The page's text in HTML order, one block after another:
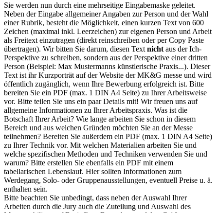
Sie werden nun durch eine mehrseitige Eingabemaske geleitet.
Neben der Eingabe allgemeiner Angaben zur Person und der Wahl
einer Rubrik, besteht die Möglichkeit, einen kurzen Text von 600
Zeichen (maximal inkl. Leerzeichen) zur eigenen Person und Arbeit
als Freitext einzutragen (direkt reinschreiben oder per Copy Paste
übertragen). Wir bitten Sie darum, diesen Text nicht aus der Ich-
Perspektive zu schreiben, sondern aus der Perspektive einer dritten
Person (Beispiel: Max Mustermanns künstlerische Praxis...). Dieser
Text ist ihr Kurzporträt auf der Website der MK&G messe und wird
öffentlich zugänglich, wenn Ihre Bewerbung erfolgreich ist. Bitte
bereiten Sie ein PDF (max. 1 DIN A4 Seite) zu Ihrer Arbeitsweise
vor. Bitte teilen Sie uns ein paar Details mit! Wir freuen uns auf
allgemeine Informationen zu Ihrer Arbeitspraxis. Was ist die
Botschaft Ihrer Arbeit? Wie lange arbeiten Sie schon in diesem
Bereich und aus welchen Gründen möchten Sie an der Messe
teilnehmen? Bereiten Sie außerdem ein PDF (max. 1 DIN A4 Seite)
zu Ihrer Technik vor. Mit welchen Materialien arbeiten Sie und
welche spezifischen Methoden und Techniken verwenden Sie und
warum? Bitte erstellen Sie ebenfalls ein PDF mit einem
tabellarischen Lebenslauf. Hier sollten Informationen zum
Werdegang, Solo- oder Gruppenausstellungen, eventuell Preise u. ä.
enthalten sein.
Bitte beachten Sie unbedingt, dass neben der Auswahl Ihrer
Arbeiten durch die Jury auch die Zuteilung und Auswahl des